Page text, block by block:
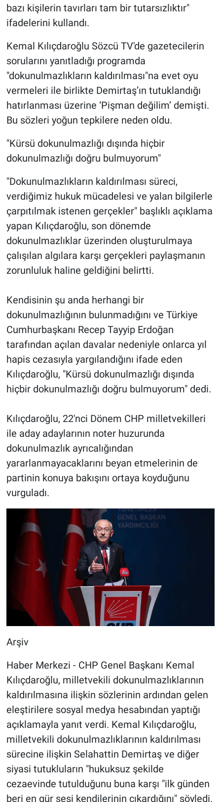
bazı kişilerin tavırları tam bir tutarsızlıktır"
ifadelerini kullandı.
Kemal Kılıçdaroğlu Sözcü TV'de gazetecilerin
sorularını yanıtladığı programda
"dokunulmazlıkların kaldırılması"na evet oyu
vermeleri ile birlikte Demirtaş’ın tutuklandığı
hatırlanması üzerine ‘Pişman değilim’ demişti.
Bu sözleri yoğun tepkilere neden oldu.
"Kürsü dokunulmazlığı dışında hiçbir
dokunulmazlığı doğru bulmuyorum"
"Dokunulmazlıkların kaldırılması süreci,
verdiğimiz hukuk mücadelesi ve yalan bilgilerle
çarpıtılmak istenen gerçekler" başlıklı açıklama
yapan Kılıçdaroğlu, son dönemde
dokunulmazlıklar üzerinden oluşturulmaya
çalışılan algılara karşı gerçekleri paylaşmanın
zorunluluk haline geldiğini belirtti.
Kendisinin şu anda herhangi bir
dokunulmazlığının bulunmadığını ve Türkiye
Cumhurbaşkanı Recep Tayyip Erdoğan
tarafından açılan davalar nedeniyle onlarca yıl
hapis cezasıyla yargılandığını ifade eden
Kılıçdaroğlu, "Kürsü dokunulmazlığı dışında
hiçbir dokunulmazlığı doğru bulmuyorum" dedi.
Kılıçdaroğlu, 22'nci Dönem CHP milletvekilleri
ile aday adaylarının noter huzurunda
dokunulmazlık ayrıcalığından
yararlanmayacaklarını beyan etmelerinin de
partinin konuya bakışını ortaya koyduğunu
vurguladı.
Arşiv
Haber Merkezi - CHP Genel Başkanı Kemal
Kılıçdaroğlu, milletvekili dokunulmazlıklarının
kaldırılmasına ilişkin sözlerinin ardından gelen
eleştirilere sosyal medya hesabından yaptığı
açıklamayla yanıt verdi. Kemal Kılıçdaroğlu,
milletvekili dokunulmazlıklarının kaldırılması
sürecine ilişkin Selahattin Demirtaş ve diğer
siyasi tutukluların "hukuksuz şekilde
cezaevinde tutulduğunu buna karşı "ilk günden
beri en gür sesi kendilerinin çıkardığını" söyledi.